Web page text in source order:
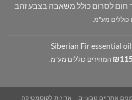
חום לסרום כולל משאבה בצבע זהב
כוללים מע"מ.
₪ טווח
עד
המחירים כוללים מע"מ.
אתריים טבעיים אריזות לקוסמטיקה